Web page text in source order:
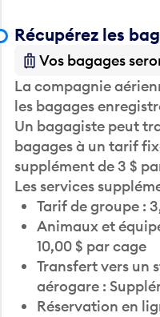
Récupérez les
Vos bagages
La compagnie
les bagages
Un bagagiste peut
bagages à un tarif
supplément de 3 $
Les services
Tarif de groupe :
Animaux et
10,00 $ par cage
Transfert vers un
aérogare :
Réservation en